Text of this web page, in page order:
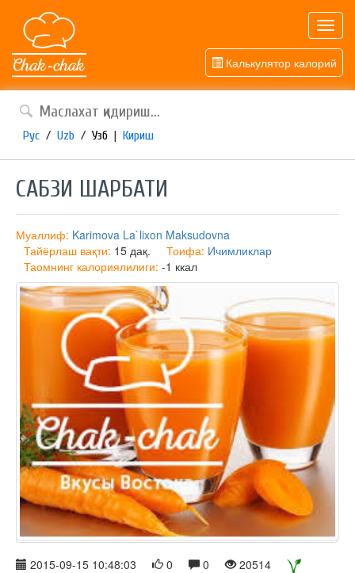
Калькулятор калорий
Рус / Uzb / Узб | Кириш
САБЗИ ШАРБАТИ
Муаллиф: Karimova La`lixon Maksudovna
Тайёрлаш вақти: 15 дақ. Тоифа: Ичимликлар
Таомнинг калориялилиги: -1 ккал
2015-09-15 10:48:03 0 0 20514